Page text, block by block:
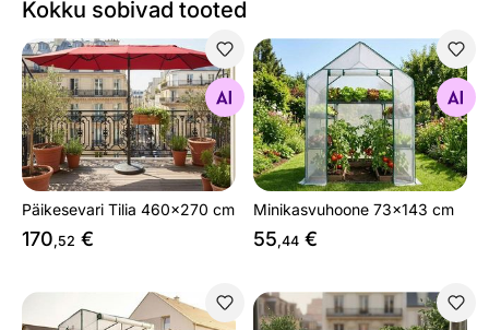
Kokku sobivad tooted
Päikesevari Tilia 460x270 cm
Otsi sarnaseid
Päikesevari Tilia 460x270 cm
170,52 €
Minikasvuhoone 73x143 cm
Otsi sarnaseid
Minikasvuhoone 73x143 cm
55,44 €